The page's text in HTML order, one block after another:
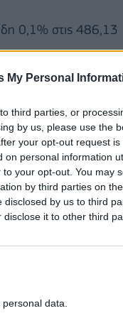
My Personal
third parties, or
by us, please use the
your opt-out request
personal information
your opt-out. You may
by third parties on
by us to third
it to other third
data.
0,1% στις 486,13
40 ενισχύεται
0,3% στις
άνοδο 0,4%.